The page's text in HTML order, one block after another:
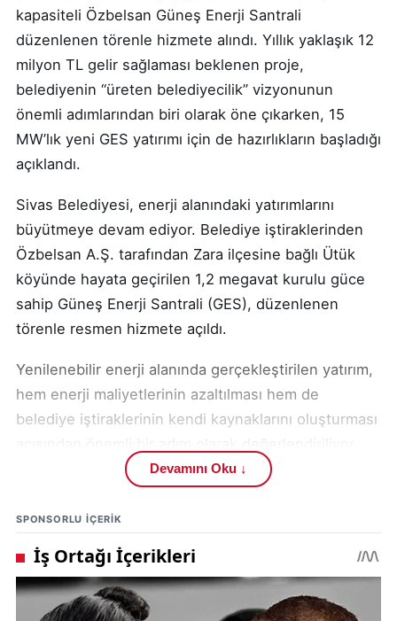
kapasiteli Özbelsan Güneş Enerji Santrali
düzenlenen törenle hizmete alındı. Yıllık yaklaşık 12
milyon TL gelir sağlaması beklenen proje,
belediyenin “üreten belediyecilik” vizyonunun
önemli adımlarından biri olarak öne çıkarken, 15
MW’lık yeni GES yatırımı için de hazırlıkların başladığı
açıklandı.
Sivas Belediyesi, enerji alanındaki yatırımlarını
büyütmeye devam ediyor. Belediye iştiraklerinden
Özbelsan A.Ş. tarafından Zara ilçesine bağlı Ütük
köyünde hayata geçirilen 1,2 megavat kurulu güce
sahip Güneş Enerji Santrali (GES), düzenlenen
törenle resmen hizmete açıldı.
Yenilenebilir enerji alanında gerçekleştirilen yatırım,
hem enerji maliyetlerinin azaltılması hem de
belediye iştiraklerinin kendi kaynaklarını oluşturması
Açılış programında konuşan yetkililer, tesisin
ekonomik ve çevresel katkılarına dikkat çekti.
Törende ilk konuşmayı yapan Özbelsan A.Ş. Genel
Müdürü Yunus Kantar, şirketin son yıllarda
gerçekleştirdiği yatırımları anlatarak GES projesinin
bu vizyonun önemli bir parçası olduğunu ifade etti.
Devamını Oku ↓
SPONSORLU IÇERIK